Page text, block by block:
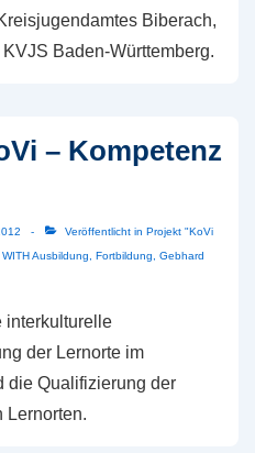
Biberach,
Baden-Württemberg.
– Kompetenz
Veröffentlicht in Projekt "KoVi
Ausbildung Fortbildung
Gebhard
interkulturelle
der Lernorte im
die Qualifizierung der
Lernorten.